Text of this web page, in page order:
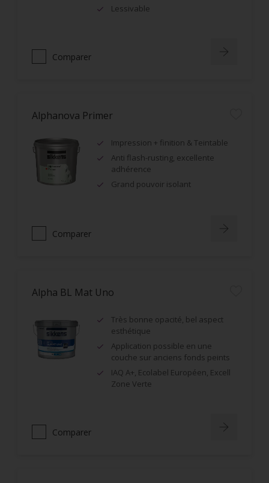
Lessivable
Comparer
Alphanova Primer
Impression + finition & Teintable
Anti flash-rusting, excellente
adhérence
Grand pouvoir isolant
Comparer
Alpha BL Mat Uno
Très bonne opacité, bel aspect
esthétique
Application possible en une
couche sur anciens fonds peints
IAQ A+, Ecolabel Européen, Excell
Zone Verte
Comparer